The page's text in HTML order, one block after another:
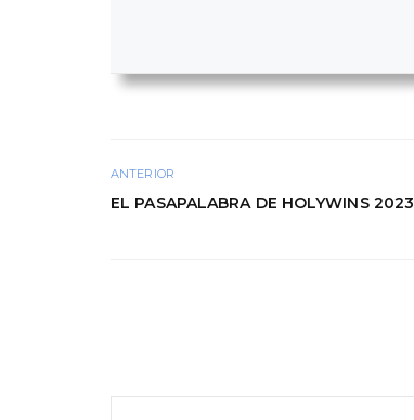
ANTERIOR
EL PASAPALABRA DE HOLYWINS 2023